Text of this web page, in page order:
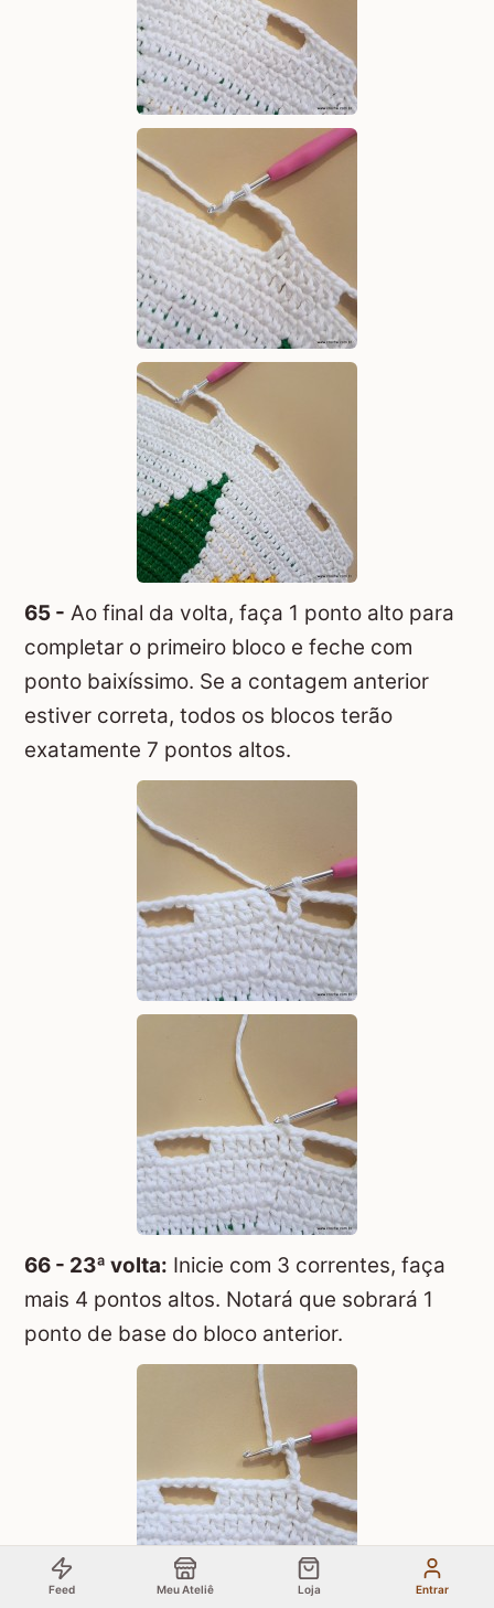
65 - Ao final da volta, faça 1 ponto alto para
completar o primeiro bloco e feche com
ponto baixíssimo. Se a contagem anterior
estiver correta, todos os blocos terão
exatamente 7 pontos altos.
66 - 23ª volta: Inicie com 3 correntes, faça
mais 4 pontos altos. Notará que sobrará 1
ponto de base do bloco anterior.
Feed Meu Ateliê Loja Entrar